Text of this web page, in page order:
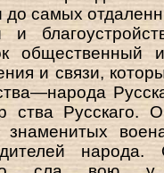
до самых
и
общественный
и связи,
ства Русскаго.
знаменитых